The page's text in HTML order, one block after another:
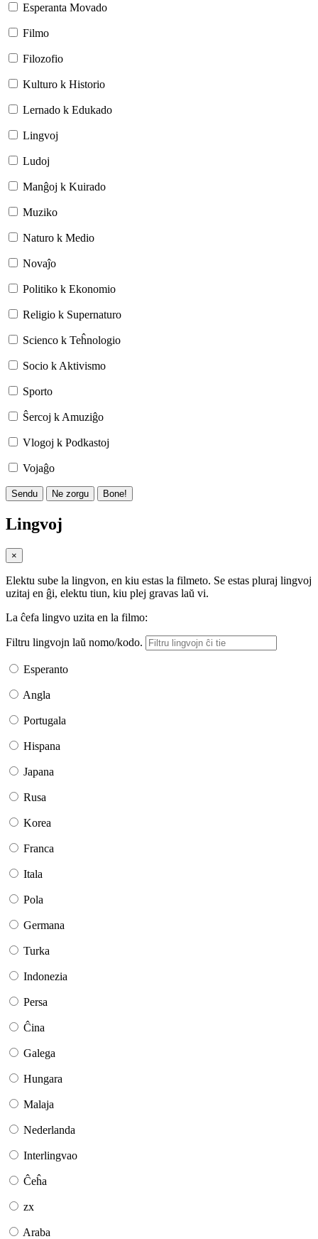
Esperanta Movado
Filmo
Filozofio
Kulturo k Historio
Lernado k Edukado
Lingvoj
Ludoj
Manĝoj k Kuirado
Muziko
Naturo k Medio
Novaĵo
Politiko k Ekonomio
Religio k Supernaturo
Scienco k Teĥnologio
Socio k Aktivismo
Sporto
Ŝercoj k Amuziĝo
Vlogoj k Podkastoj
Vojaĝo
Sendu Ne zorgu Bone!
Lingvoj
×
Elektu sube la lingvon, en kiu estas la filmeto. Se estas pluraj lingvoj
uzitaj en ĝi, elektu tiun, kiu plej gravas laŭ vi.
La ĉefa lingvo uzita en la filmo:
Filtru lingvojn laŭ nomo/kodo.
Esperanto
Angla
Portugala
Hispana
Japana
Rusa
Korea
Franca
Itala
Pola
Germana
Turka
Indonezia
Persa
Ĉina
Galega
Hungara
Malaja
Nederlanda
Interlingvao
Ĉeĥa
zx
Araba